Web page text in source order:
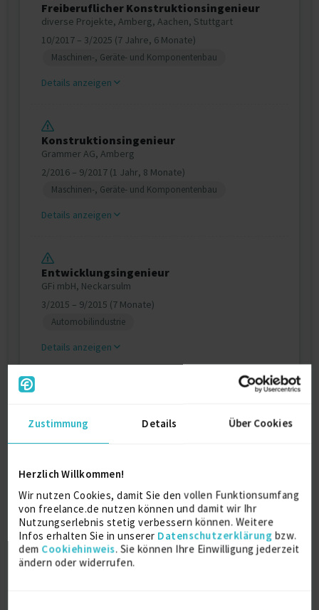
Zustimmung Details Über Cookies
Herzlich Willkommen!
Wir nutzen Cookies, damit Sie den vollen Funktionsumfang
von freelance.de nutzen können und damit wir Ihr
Nutzungserlebnis stetig verbessern können. Weitere
Infos erhalten Sie in unserer Datenschutzerklärung bzw.
dem Cookiehinweis. Sie können Ihre Einwilligung jederzeit
ändern oder widerrufen.
Freiberuflicher Konstruktionsingenieur
diverse Projekte, Amberg, Aachen, Stuttgart
10/2017 – 3/2025 (7 Jahre, 6 Monate)
Maschinen-, Geräte- und Komponentenbau
Details anzeigen
Konstruktionsingenieur
Grammer AG, Amberg
2/2016 – 9/2017 (1 Jahr, 8 Monate)
Maschinen-, Geräte- und Komponentenbau
Details anzeigen
Entwicklungsingenieur
GFi mbH, Neckarsulm
3/2015 – 9/2015 (7 Monate)
Automobilindustrie
Details anzeigen
Weitere Projekt‐ & Berufserfahrung anzeigen
Maschinenbau
Diplom
2014
RWTH Aachen